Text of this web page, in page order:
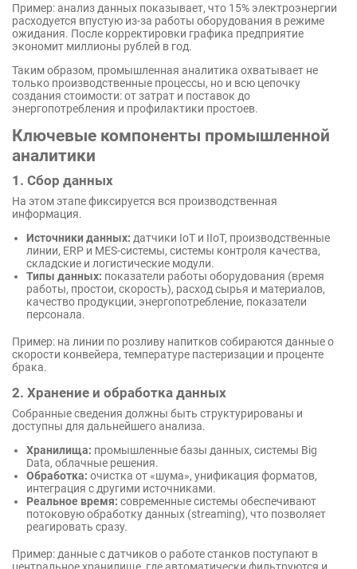
Пример: анализ данных показывает, что 15% электроэнергии
расходуется впустую из-за работы оборудования в режиме
ожидания. После корректировки графика предприятие
экономит миллионы рублей в год.
Таким образом, промышленная аналитика охватывает не
только производственные процессы, но и всю цепочку
создания стоимости: от затрат и поставок до
энергопотребления и профилактики простоев.
Ключевые компоненты промышленной
аналитики
1. Сбор данных
На этом этапе фиксируется вся производственная
информация.
Источники данных: датчики IoT и IIoT, производственные
линии, ERP и MES-системы, системы контроля качества,
складские и логистические модули.
Типы данных: показатели работы оборудования (время
работы, простои, скорость), расход сырья и материалов,
качество продукции, энергопотребление, показатели
персонала.
Пример: на линии по розливу напитков собираются данные о
скорости конвейера, температуре пастеризации и проценте
брака.
2. Хранение и обработка данных
Собранные сведения должны быть структурированы и
доступны для дальнейшего анализа.
Хранилища: промышленные базы данных, системы Big
Data, облачные решения.
Обработка: очистка от «шума», унификация форматов,
интеграция с другими источниками.
Реальное время: современные системы обеспечивают
потоковую обработку данных (streaming), что позволяет
реагировать сразу.
Пример: данные с датчиков о работе станков поступают в